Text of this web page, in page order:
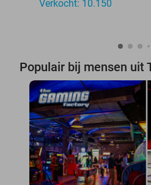
Verkocht: 10.150
Populair bij mensen uit